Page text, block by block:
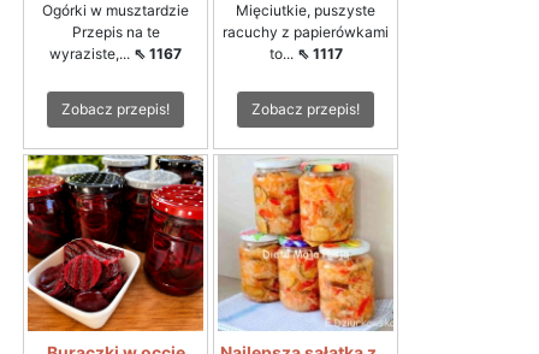
Ogórki w musztardzie
Przepis na te
wyraziste,... ⇖ 1167
Zobacz przepis!
Mięciutkie, puszyste
racuchy z papierówkami
to... ⇖ 1117
Zobacz przepis!